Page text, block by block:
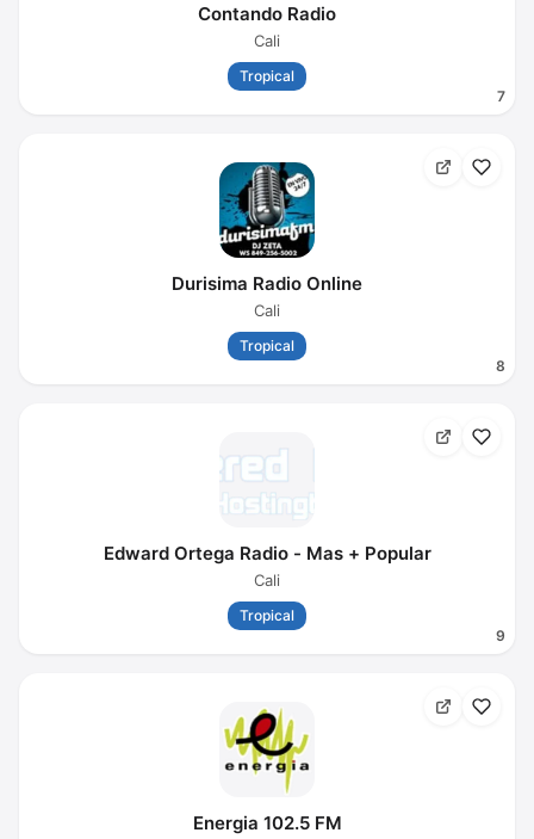
7
Contando Radio
Cali
Tropical
8
Durisima Radio Online
Cali
Tropical
9
Edward Ortega Radio - Mas + Popular
Cali
Tropical
Energia 102.5 FM